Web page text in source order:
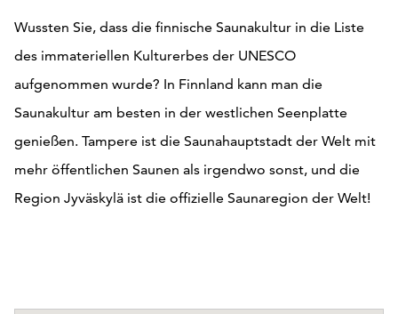
Wussten Sie, dass die finnische Saunakultur in die Liste
des immateriellen Kulturerbes der UNESCO
aufgenommen wurde? In Finnland kann man die
Saunakultur am besten in der westlichen Seenplatte
genießen. Tampere ist die Saunahauptstadt der Welt mit
mehr öffentlichen Saunen als irgendwo sonst, und die
Region Jyväskylä ist die offizielle Saunaregion der Welt!